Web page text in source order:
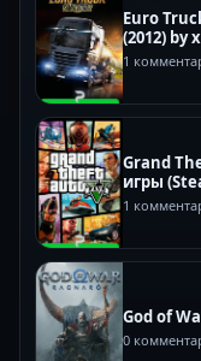
Euro
(2012) by
1
Grand
игры
1
God of
0